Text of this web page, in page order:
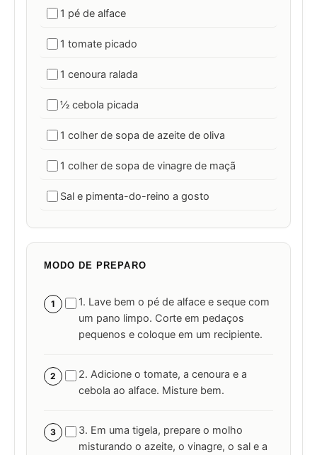
1 pé de alface
1 tomate picado
1 cenoura ralada
½ cebola picada
1 colher de sopa de azeite de oliva
1 colher de sopa de vinagre de maçã
Sal e pimenta-do-reino a gosto
MODO DE PREPARO
1
1. Lave bem o pé de alface e seque com
um pano limpo. Corte em pedaços
pequenos e coloque em um recipiente.
2
2. Adicione o tomate, a cenoura e a
cebola ao alface. Misture bem.
3
3. Em uma tigela, prepare o molho
misturando o azeite, o vinagre, o sal e a